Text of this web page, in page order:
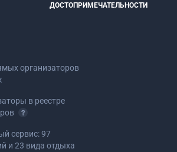
ДОСТОПРИМЕЧАТЕЛЬНОСТИ
организаторов
в реестре
сервис: 97
и 23 вида отдыха